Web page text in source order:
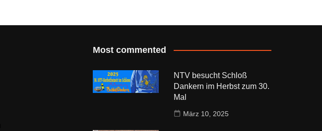
Most commented
NTV besucht Schloß
Dankern im Herbst zum 30.
Mal
März 10, 2025